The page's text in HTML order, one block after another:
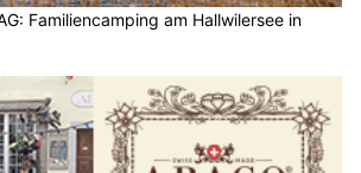
Familiencamping am Hallwilersee in